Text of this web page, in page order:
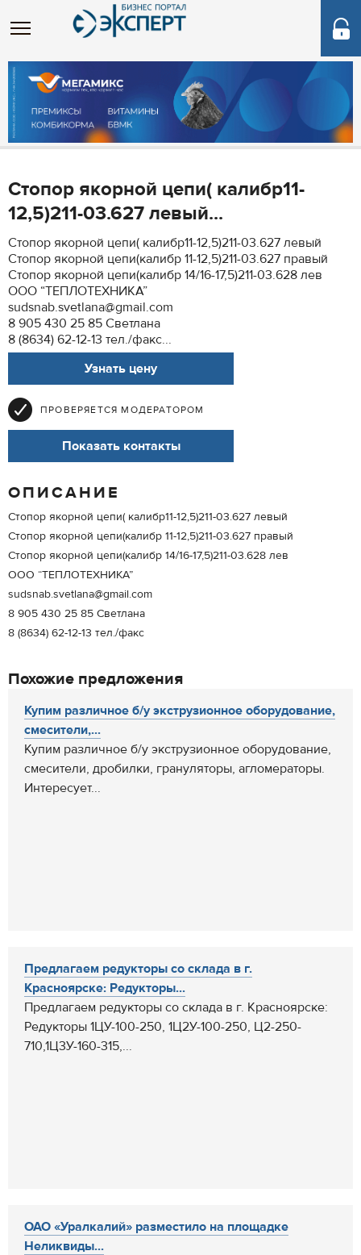
Стопор якорной цепи( калибр11-
12,5)211-03.627 левый...
Стопор якорной цепи( калибр11-12,5)211-03.627 левый
Стопор якорной цепи(калибр 11-12,5)211-03.627 правый
Стопор якорной цепи(калибр 14/16-17,5)211-03.628 лев
ООО “ТЕПЛОТЕХНИКА”
sudsnab.svetlana@gmail.com
8 905 430 25 85 Светлана
8 (8634) 62-12-13 тел./факс...
Узнать цену
ПРОВЕРЯЕТСЯ МОДЕРАТОРОМ
Показать контакты
ОПИСАНИЕ
Стопор якорной цепи( калибр11-12,5)211-03.627 левый
Стопор якорной цепи(калибр 11-12,5)211-03.627 правый
Стопор якорной цепи(калибр 14/16-17,5)211-03.628 лев
ООО “ТЕПЛОТЕХНИКА”
sudsnab.svetlana@gmail.com
8 905 430 25 85 Светлана
8 (8634) 62-12-13 тел./факс
Похожие предложения
Купим различное б/у экструзионное оборудование,
смесители,...
Купим различное б/у экструзионное оборудование,
смесители, дробилки, грануляторы, агломераторы.
Интересует...
Предлагаем редукторы со склада в г.
Красноярске: Редукторы...
Предлагаем редукторы со склада в г. Красноярске:
Редукторы 1ЦУ-100-250, 1Ц2У-100-250, Ц2-250-
710,1Ц3У-160-315,...
ОАО «Уралкалий» разместило на площадке
Неликвиды...